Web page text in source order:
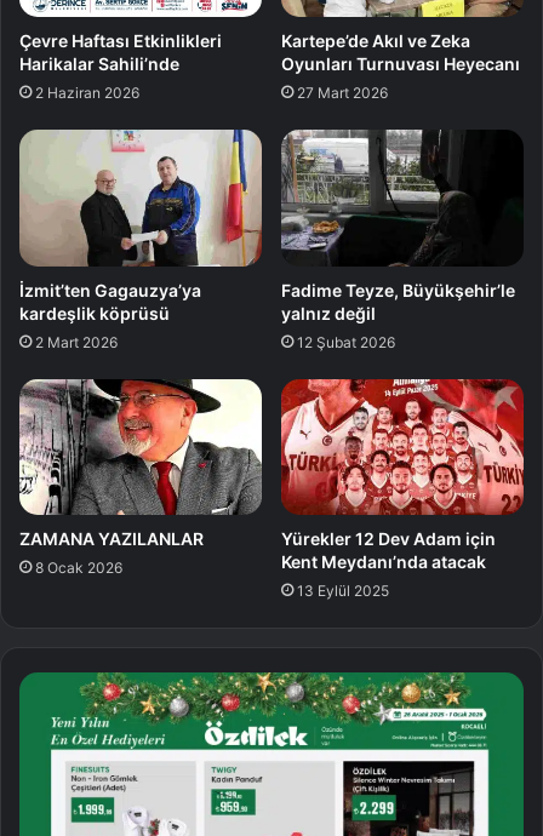
Çevre Haftası Etkinlikleri
Harikalar Sahili’nde
2 Haziran 2026
Kartepe’de Akıl ve Zeka
Oyunları Turnuvası Heyecanı
27 Mart 2026
İzmit’ten Gagauzya’ya
kardeşlik köprüsü
2 Mart 2026
Fadime Teyze, Büyükşehir’le
yalnız değil
12 Şubat 2026
ZAMANA YAZILANLAR
8 Ocak 2026
Yürekler 12 Dev Adam için
Kent Meydanı’nda atacak
13 Eylül 2025